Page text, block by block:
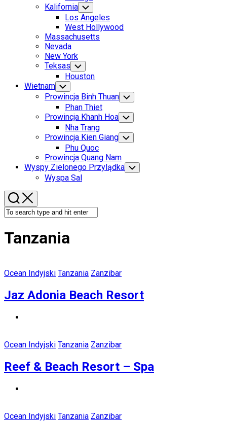
Menu
Kalifornia Toggle
Child
Menu
Los Angeles
West Hollywood
Massachusetts
Nevada
New York
Teksas Toggle
Child
Menu
Houston
Wietnam Toggle
Child
Menu
Prowincja Binh Thuan Toggle
Child
Menu
Phan Thiet
Prowincja Khanh Hoa Toggle
Child
Menu
Nha Trang
Prowincja Kien Giang Toggle
Child
Phu Quoc
Prowincja Quang Nam
Wyspy Zielonego Przylądka Toggle
Child
Wyspa Sal
Tanzania
Ocean Indyjski Tanzania Zanzibar
Jaz Adonia Beach Resort
Ocean Indyjski Tanzania Zanzibar
Reef & Beach Resort – Spa
Ocean Indyjski Tanzania Zanzibar